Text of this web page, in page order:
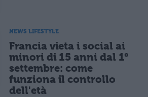
NEWS LIFESTYLE
Francia vieta i social ai
minori di 15 anni dal 1°
settembre: come
funziona il controllo
dell'età